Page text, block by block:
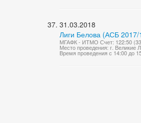
31.03.2018
Лиги Белова (АСБ
МГАФК - ИТМО Счет: 122:50
Место проведения: г.
Время проведения с 14:00 до